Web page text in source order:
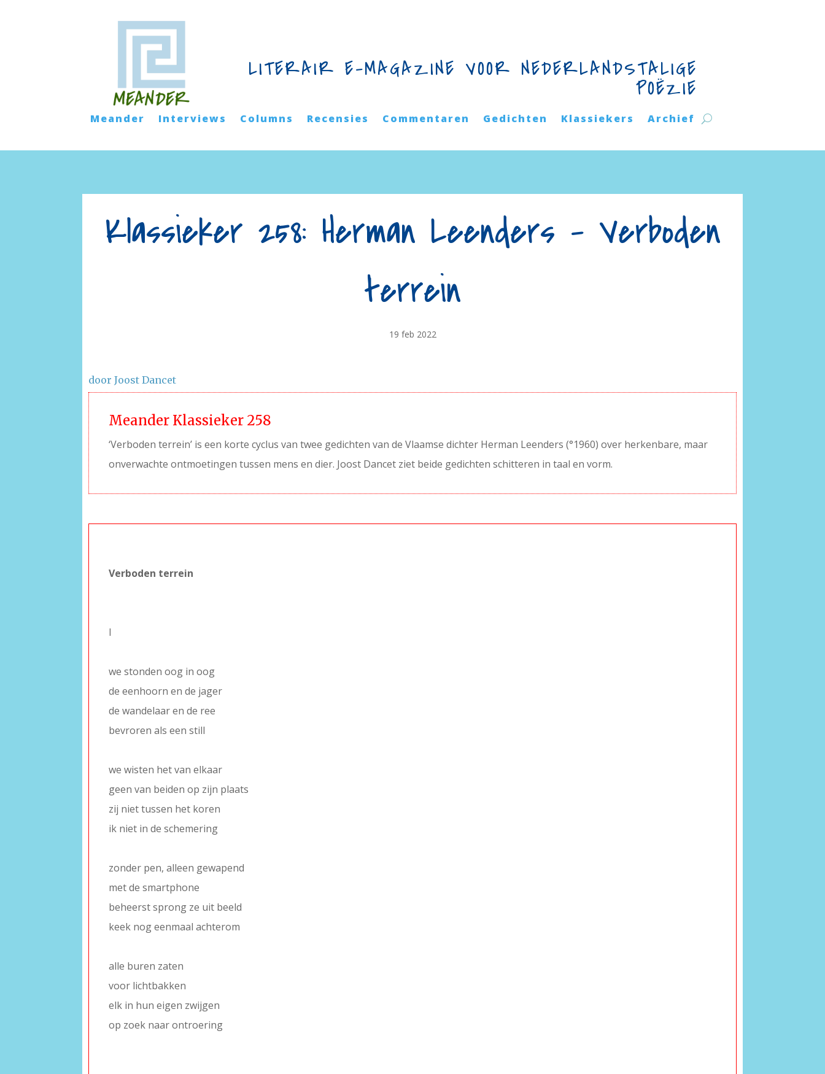
LITERAIR E-MAGAZINE VOOR NEDERLANDSTALIGE
POËZIE
Meander Interviews Columns Recensies Commentaren Gedichten Klassiekers Archief
Klassieker 258: Herman Leenders – Verboden
terrein
19 feb 2022
door Joost Dancet
Meander Klassieker 258
‘Verboden terrein’ is een korte cyclus van twee gedichten van de Vlaamse dichter Herman Leenders (°1960) over herkenbare, maar
onverwachte ontmoetingen tussen mens en dier. Joost Dancet ziet beide gedichten schitteren in taal en vorm.
Verboden terrein
I
we stonden oog in oog
de eenhoorn en de jager
de wandelaar en de ree
bevroren als een still
we wisten het van elkaar
geen van beiden op zijn plaats
zij niet tussen het koren
ik niet in de schemering
zonder pen, alleen gewapend
met de smartphone
beheerst sprong ze uit beeld
keek nog eenmaal achterom
alle buren zaten
voor lichtbakken
elk in hun eigen zwijgen
op zoek naar ontroering